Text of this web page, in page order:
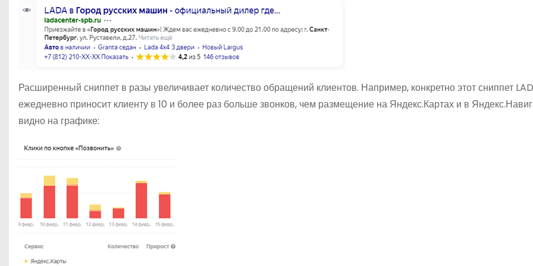
Расширенный сниппет в разы увеличивает количество обращений клиентов. Например, конкретно этот сниппет
ежедневно приносит клиенту в 10 и более раз больше звонков, чем размещение на Яндекс.Картах и в
видно на графике: